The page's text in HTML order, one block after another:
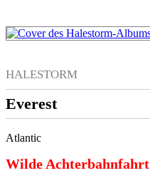
HALESTORM
Everest
Atlantic
Wilde Achterbahnfahrt